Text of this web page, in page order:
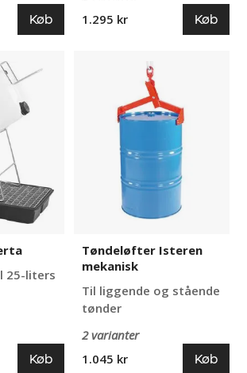
Køb
1.295 kr
Køb
25-liters
Køb
Tøndeløfter Isteren
mekanisk
Til liggende og stående
tønder
2 varianter
1.045 kr
Køb